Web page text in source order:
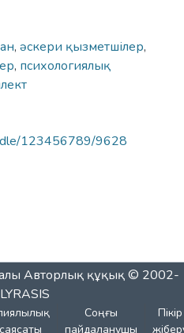
, әскери қызметшілер,
, психологиялық
123456789/9628
Авторлық құқық © 2002-
LYRASIS
саясаты
Соңғы
пайдаланушы
Пікір